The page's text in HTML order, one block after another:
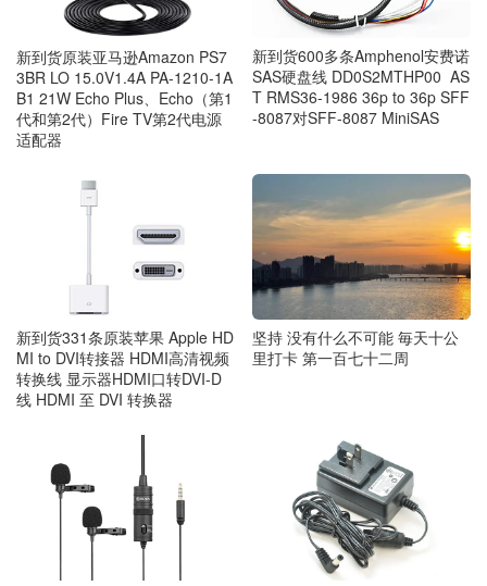
新到货原装亚马逊Amazon PS7
3BR LO 15.0V1.4A PA-1210-1A
B1 21W Echo Plus、Echo（第1
代和第2代）Fire TV第2代电源
适配器
新到货600多条Amphenol安费诺
SAS硬盘线 DD0S2MTHP00 AS
T RMS36-1986 36p to 36p SFF
-8087对SFF-8087 MiniSAS
新到货331条原装苹果 Apple HD
MI to DVI转接器 HDMI高清视频
转换线 显示器HDMI口转DVI-D
线 HDMI 至 DVI 转换器
坚持 没有什么不可能 毎天十公
里打卡 第一百七十二周